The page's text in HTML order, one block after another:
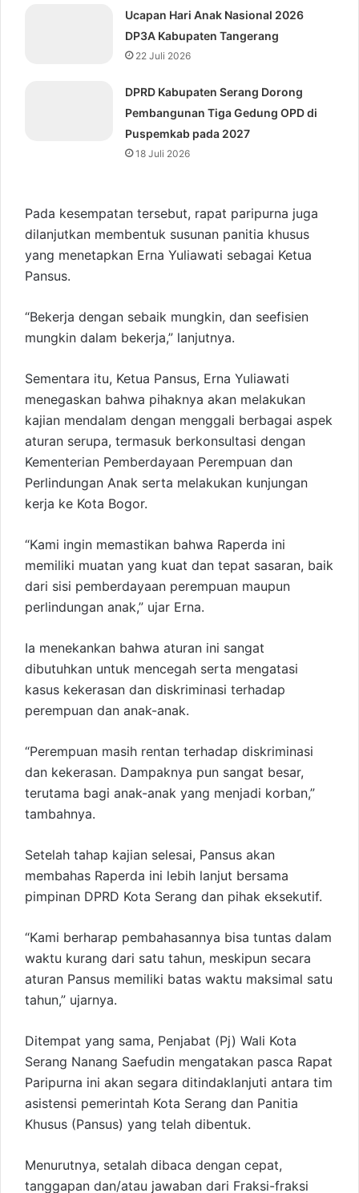
Ucapan Hari Anak Nasional 2026
DP3A Kabupaten Tangerang
22 Juli 2026
DPRD Kabupaten Serang Dorong
Pembangunan Tiga Gedung OPD di
Puspemkab pada 2027
18 Juli 2026
Pada kesempatan tersebut, rapat paripurna juga
dilanjutkan membentuk susunan panitia khusus
yang menetapkan Erna Yuliawati sebagai Ketua
Pansus.
“Bekerja dengan sebaik mungkin, dan seefisien
mungkin dalam bekerja,” lanjutnya.
Sementara itu, Ketua Pansus, Erna Yuliawati
menegaskan bahwa pihaknya akan melakukan
kajian mendalam dengan menggali berbagai aspek
aturan serupa, termasuk berkonsultasi dengan
Kementerian Pemberdayaan Perempuan dan
Perlindungan Anak serta melakukan kunjungan
kerja ke Kota Bogor.
“Kami ingin memastikan bahwa Raperda ini
memiliki muatan yang kuat dan tepat sasaran, baik
dari sisi pemberdayaan perempuan maupun
perlindungan anak,” ujar Erna.
Ia menekankan bahwa aturan ini sangat
dibutuhkan untuk mencegah serta mengatasi
kasus kekerasan dan diskriminasi terhadap
perempuan dan anak-anak.
“Perempuan masih rentan terhadap diskriminasi
dan kekerasan. Dampaknya pun sangat besar,
terutama bagi anak-anak yang menjadi korban,”
tambahnya.
Setelah tahap kajian selesai, Pansus akan
membahas Raperda ini lebih lanjut bersama
pimpinan DPRD Kota Serang dan pihak eksekutif.
“Kami berharap pembahasannya bisa tuntas dalam
waktu kurang dari satu tahun, meskipun secara
aturan Pansus memiliki batas waktu maksimal satu
tahun,” ujarnya.
Ditempat yang sama, Penjabat (Pj) Wali Kota
Serang Nanang Saefudin mengatakan pasca Rapat
Paripurna ini akan segara ditindaklanjuti antara tim
asistensi pemerintah Kota Serang dan Panitia
Khusus (Pansus) yang telah dibentuk.
Menurutnya, setalah dibaca dengan cepat,
tanggapan dan/atau jawaban dari Fraksi-fraksi